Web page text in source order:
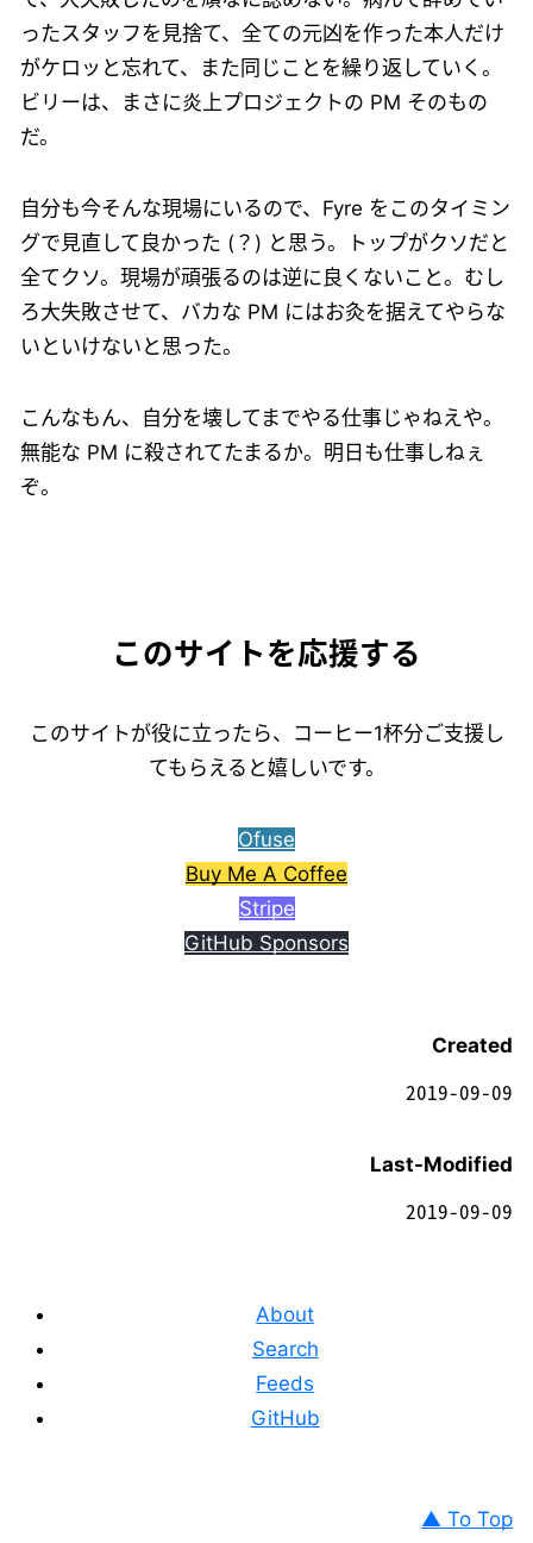
ったスタッフを見捨て、全ての元凶を作った本人だけ
がケロッと忘れて、また同じことを繰り返していく。
ビリーは、まさに炎上プロジェクトの PM そのもの
だ。
自分も今そんな現場にいるので、Fyre をこのタイミン
グで見直して良かった (？) と思う。トップがクソだと
全てクソ。現場が頑張るのは逆に良くないこと。むし
ろ大失敗させて、バカな PM にはお灸を据えてやらな
いといけないと思った。
こんなもん、自分を壊してまでやる仕事じゃねえや。
無能な PM に殺されてたまるか。明日も仕事しねぇ
ぞ。
このサイトを応援する
このサイトが役に立ったら、コーヒー1杯分ご支援し
てもらえると嬉しいです。
Ofuse
Buy Me A Coffee
Stripe
GitHub Sponsors
Created
2019-09-09
Last-Modified
2019-09-09
About
Search
Feeds
GitHub
▲ To Top